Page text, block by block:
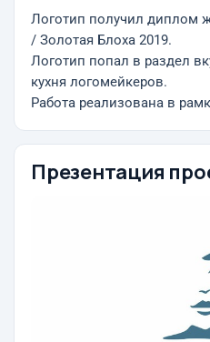
Логотип получил диплом
/ Золотая Блоха 2019.
Логотип попал в раздел
кухня логомейкеров.
Работа реализована в
Презентация